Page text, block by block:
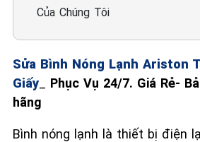
Của Chúng Tôi
Sửa Bình Nóng Lạnh Ariston
Giấy
Phục Vụ 24/7. Giá Rẻ-
hãng
Bình nóng lạnh là thiết bị điện